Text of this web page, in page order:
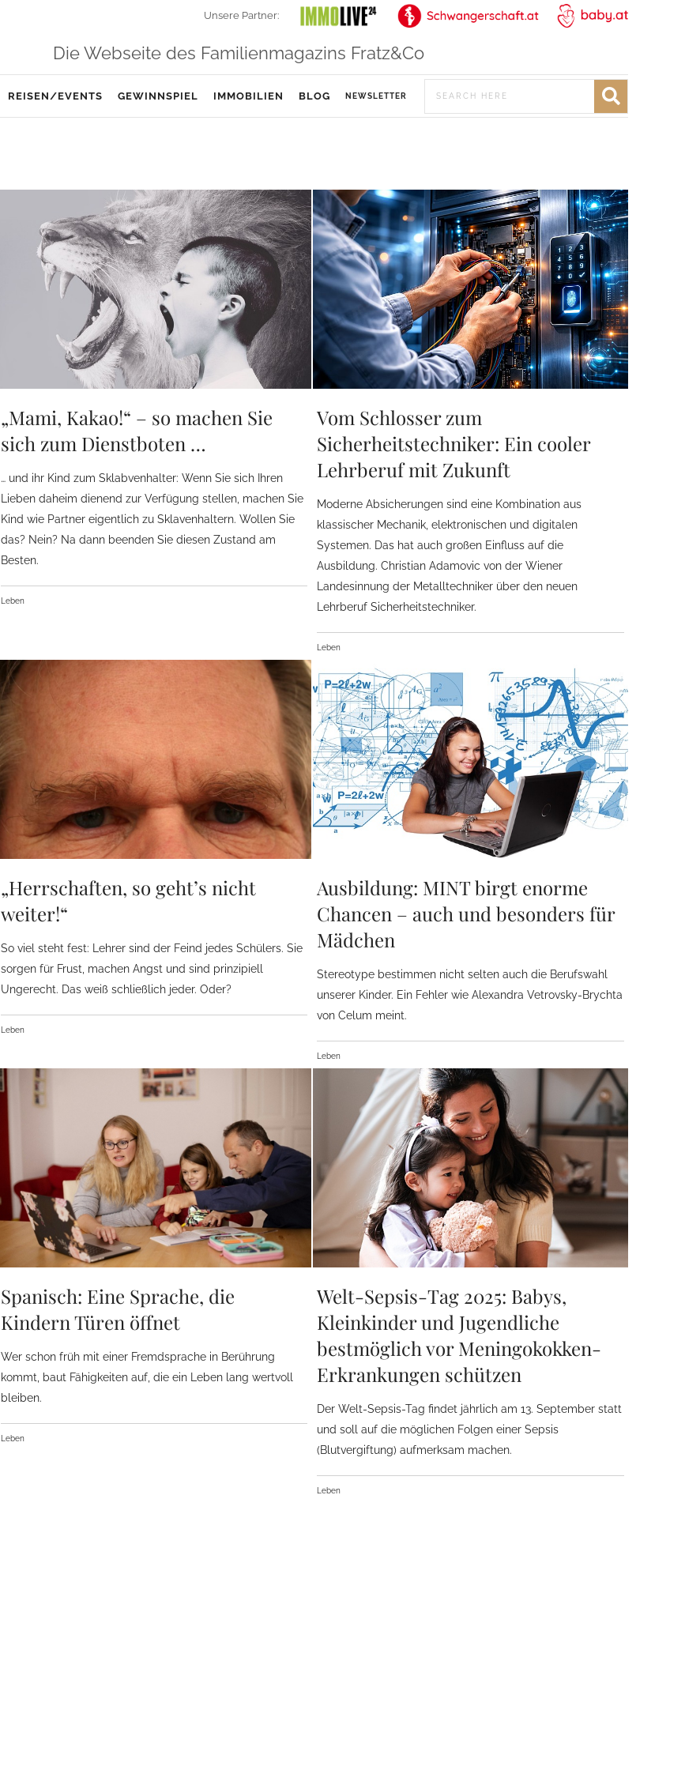
Unsere Partner:
Die Webseite des Familienmagazins Fratz&Co
REISEN/EVENTS GEWINNSPIEL IMMOBILIEN BLOG NEWSLETTER
„Mami, Kakao!“ – so machen Sie
sich zum Dienstboten …
… und ihr Kind zum Sklabvenhalter: Wenn Sie sich Ihren
Lieben daheim dienend zur Verfügung stellen, machen Sie
Kind wie Partner eigentlich zu Sklavenhaltern. Wollen Sie
das? Nein? Na dann beenden Sie diesen Zustand am
Besten.
Leben
Vom Schlosser zum
Sicherheitstechniker: Ein cooler
Lehrberuf mit Zukunft
Moderne Absicherungen sind eine Kombination aus
klassischer Mechanik, elektronischen und digitalen
Systemen. Das hat auch großen Einfluss auf die
Ausbildung. Christian Adamovic von der Wiener
Landesinnung der Metalltechniker über den neuen
Lehrberuf Sicherheitstechniker.
Leben
„Herrschaften, so geht’s nicht
weiter!“
So viel steht fest: Lehrer sind der Feind jedes Schülers. Sie
sorgen für Frust, machen Angst und sind prinzipiell
Ungerecht. Das weiß schließlich jeder. Oder?
Leben
Ausbildung: MINT birgt enorme
Chancen – auch und besonders für
Mädchen
Stereotype bestimmen nicht selten auch die Berufswahl
unserer Kinder. Ein Fehler wie Alexandra Vetrovsky-Brychta
von Celum meint.
Leben
Spanisch: Eine Sprache, die
Kindern Türen öffnet
Wer schon früh mit einer Fremdsprache in Berührung
kommt, baut Fähigkeiten auf, die ein Leben lang wertvoll
bleiben.
Leben
Welt-Sepsis-Tag 2025: Babys,
Kleinkinder und Jugendliche
bestmöglich vor Meningokokken-
Erkrankungen schützen
Der Welt-Sepsis-Tag findet jährlich am 13. September statt
und soll auf die möglichen Folgen einer Sepsis
(Blutvergiftung) aufmerksam machen.
Leben